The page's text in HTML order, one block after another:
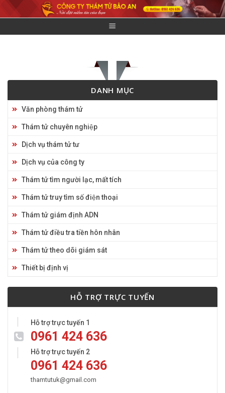
Skip
to
DANH MỤC
Văn phòng thám tử
Thám tử chuyên nghiệp
Dịch vụ thám tử tư
Dịch vụ của công ty
Thám tử tìm người lạc, mất tích
Thám tử truy tìm số điện thoại
Thám tử giám định ADN
Thám tử điều tra tiền hôn nhân
Thám tử theo dõi giám sát
Thiết bị định vị
HỖ TRỢ TRỰC TUYẾN
Hỗ trợ trực tuyến 1
0961 424 636
Hỗ trợ trực tuyến 2
0961 424 636
thamtutuk@gmail.com